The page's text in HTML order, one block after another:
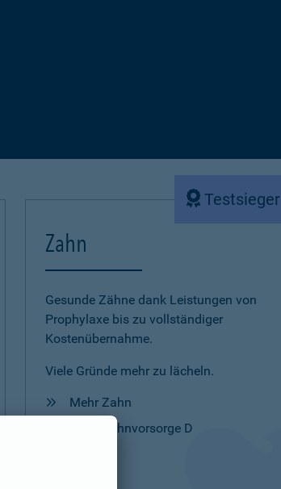
Testsieger
Zahn
Gesunde Zähne dank Leistungen von
Prophylaxe bis zu vollständiger
Kostenübernahme.
Viele Gründe mehr zu lächeln.
Mehr Zahn
Mehr Zahnvorsorge D